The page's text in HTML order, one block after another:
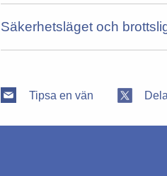
Säkerhetsläget och
Tipsa en vän